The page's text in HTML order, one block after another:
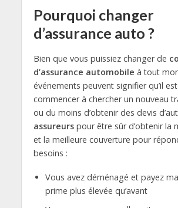
Pourquoi changer
d’assurance auto ?
Bien que vous puissiez changer de
d’assurance automobile à tout
événements peuvent signifier qu’il
commencer à chercher un nouveau
ou du moins d’obtenir des devis
assureurspour être sûr d’obtenir la
et la meilleure couverture pour
besoins :
Vous avez déménagé et payez
prime plus élevée qu’avant